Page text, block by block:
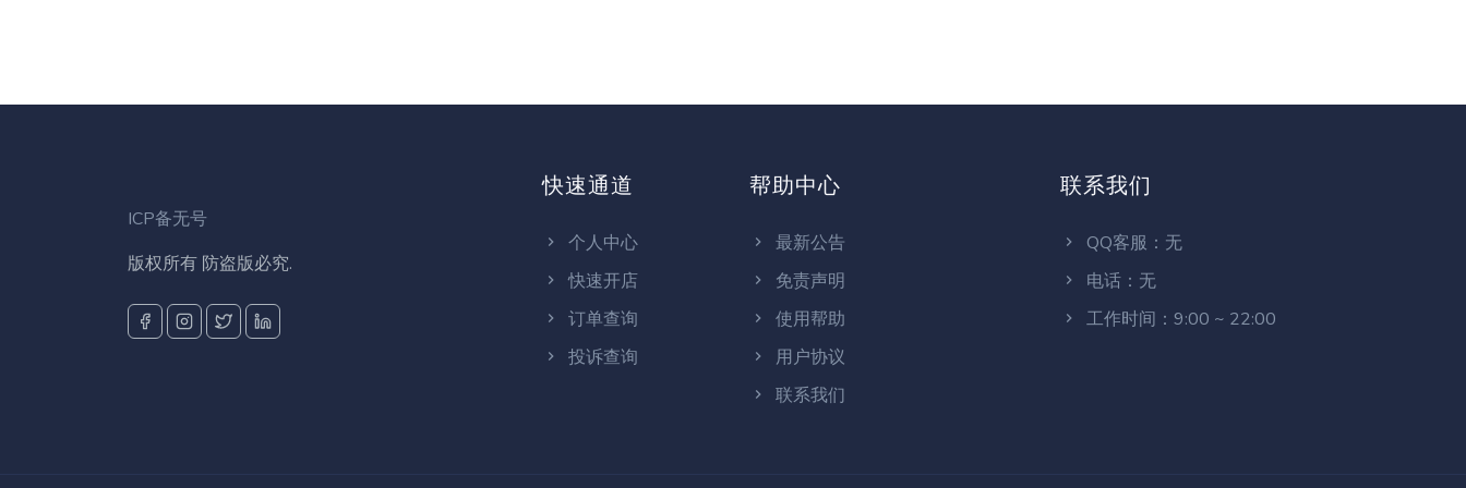
ICP备无号
版权所有 防盗版必究.
快速通道
个人中心
快速开店
订单查询
投诉查询
帮助中心
最新公告
免责声明
使用帮助
用户协议
联系我们
联系我们
QQ客服：无
电话：无
工作时间：9:00 ~ 22:00